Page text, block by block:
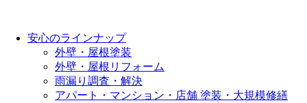
安心のラインナップ
外壁・屋根塗装
外壁・屋根リフォーム
雨漏り調査・解決
アパート・マンション・店舗 塗装・大規模修繕